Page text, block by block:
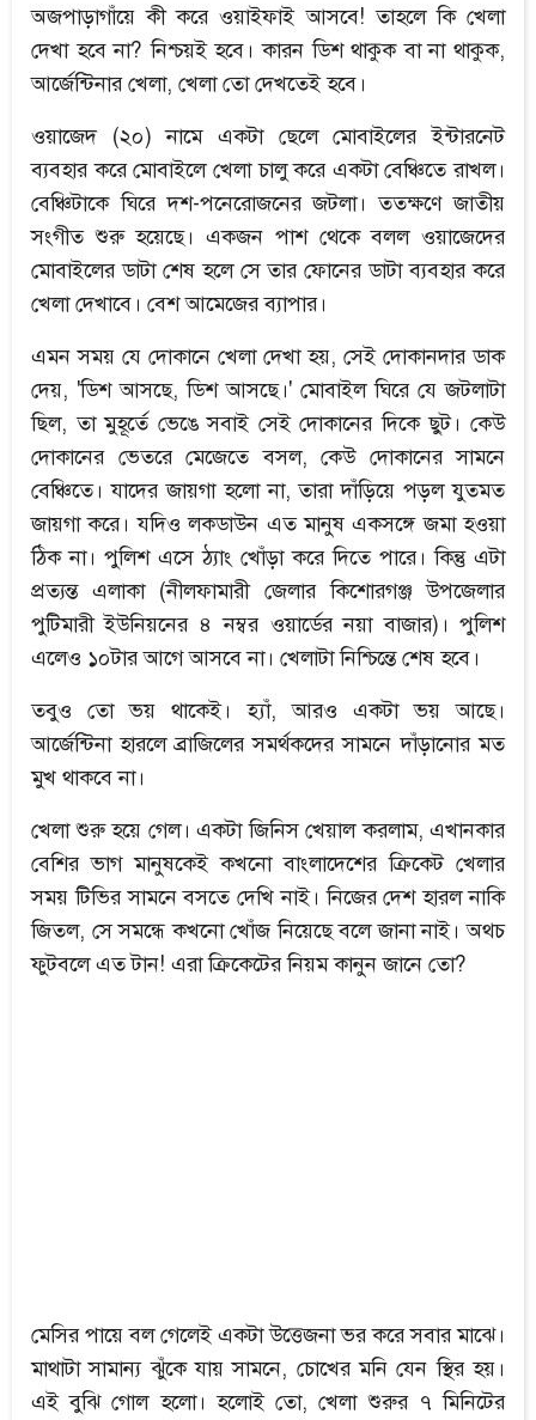
অজপাড়াগাঁয়ে কী করে ওয়াইফাই আসবে! তাহলে কি খেলা
দেখা হবে না? নিশ্চয়ই হবে। কারন ডিশ থাকুক বা না থাকুক,
আর্জেন্টিনার খেলা, খেলা তো দেখতেই হবে।
ওয়াজেদ (২০) নামে একটা ছেলে মোবাইলের ইন্টারনেট
ব্যবহার করে মোবাইলে খেলা চালু করে একটা বেঞ্চিতে রাখল।
বেঞ্চিটাকে ঘিরে দশ-পনেরোজনের জটলা। ততক্ষণে জাতীয়
সংগীত শুরু হয়েছে। একজন পাশ থেকে বলল ওয়াজেদের
মোবাইলের ডাটা শেষ হলে সে তার ফোনের ডাটা ব্যবহার করে
খেলা দেখাবে। বেশ আমেজের ব্যাপার।
এমন সময় যে দোকানে খেলা দেখা হয়, সেই দোকানদার ডাক
দেয়, 'ডিশ আসছে, ডিশ আসছে।' মোবাইল ঘিরে যে জটলাটা
ছিল, তা মুহূর্তে ভেঙে সবাই সেই দোকানের দিকে ছুট। কেউ
দোকানের ভেতরে মেজেতে বসল, কেউ দোকানের সামনে
বেঞ্চিতে। যাদের জায়গা হলো না, তারা দাঁড়িয়ে পড়ল যুতমত
জায়গা করে। যদিও লকডাউন এত মানুষ একসঙ্গে জমা হওয়া
ঠিক না। পুলিশ এসে ঠ্যাং খোঁড়া করে দিতে পারে। কিন্তু এটা
প্রত্যন্ত এলাকা (নীলফামারী জেলার কিশোরগঞ্জ উপজেলার
পুটিমারী ইউনিয়নের ৪ নম্বর ওয়ার্ডের নয়া বাজার)। পুলিশ
এলেও ১০টার আগে আসবে না। খেলাটা নিশ্চিন্তে শেষ হবে।
তবুও তো ভয় থাকেই। হ্যাঁ, আরও একটা ভয় আছে।
আর্জেন্টিনা হারলে ব্রাজিলের সমর্থকদের সামনে দাঁড়ানোর মত
মুখ থাকবে না।
খেলা শুরু হয়ে গেল। একটা জিনিস খেয়াল করলাম, এখানকার
বেশির ভাগ মানুষকেই কখনো বাংলাদেশের ক্রিকেট খেলার
সময় টিভির সামনে বসতে দেখি নাই। নিজের দেশ হারল নাকি
জিতল, সে সমন্ধে কখনো খোঁজ নিয়েছে বলে জানা নাই। অথচ
ফুটবলে এত টান! এরা ক্রিকেটের নিয়ম কানুন জানে তো?
মেসির পায়ে বল গেলেই একটা উত্তেজনা ভর করে সবার মাঝে।
মাথাটা সামান্য ঝুঁকে যায় সামনে, চোখের মনি যেন স্থির হয়।
এই বুঝি গোল হলো। হলোই তো, খেলা শুরুর ৭ মিনিটের